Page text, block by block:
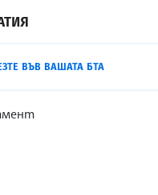
ВЪВ ВАШАТА БТА